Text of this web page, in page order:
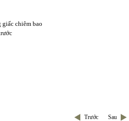
chiêm bao
Trước Sau